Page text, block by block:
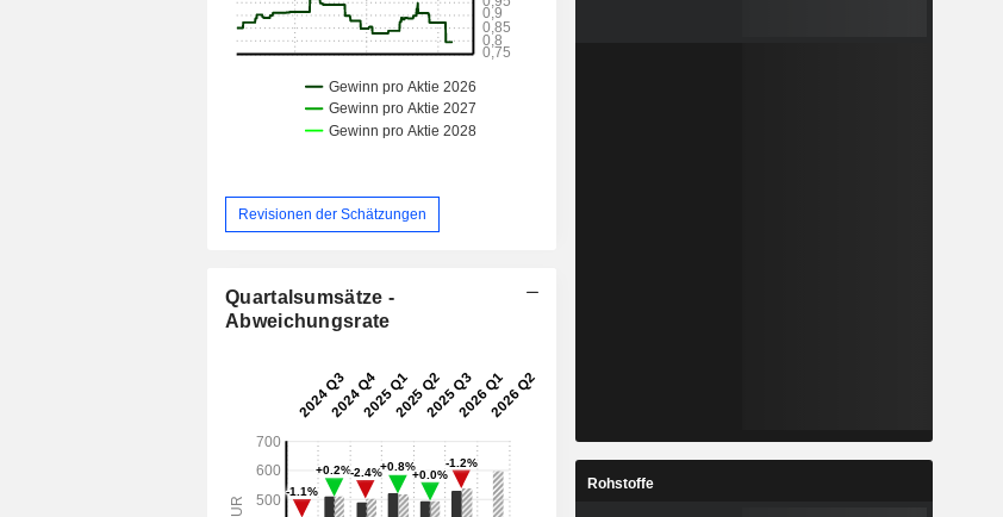
Revisionen der Schätzungen
Quartalsumsätze -
Abweichungsrate
Rohstoffe